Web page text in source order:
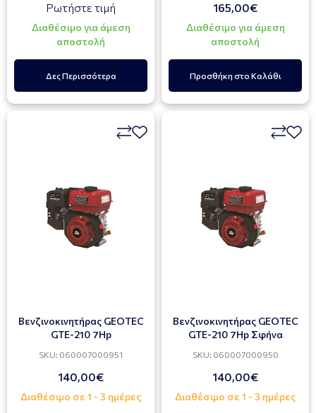
Ρωτήστε τιμή
Διαθέσιμο για άμεση
αποστολή
Δες Περισσότερα
165,00€
Διαθέσιμο για άμεση
αποστολή
Προσθήκη στο Καλάθι
Βενζινοκινητήρας GEOTEC
GTE-210 7Ηp
SKU: 060007000951
140,00€
Διαθέσιμο σε 1 - 3 ημέρες
Βενζινοκινητήρας GEOTEC
GTE-210 7Hp Σφήνα
SKU: 060007000950
140,00€
Διαθέσιμο σε 1 - 3 ημέρες